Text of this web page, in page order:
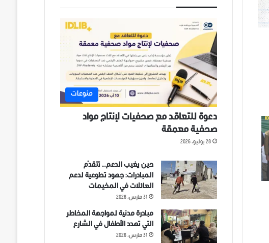
منوعات
دعوة للتعاقد مع صحفيات لإنتاج مواد
صحفية معمقة
28 يوليو، 2026
حين يغيب الدعم… تتقدّم
المبادرات: جهود تطوعية لدعم
العائلات في المخيمات
31 مارس، 2026
مبادرة مدنية لمواجهة المخاطر
التي تهدد الأطفال في الشارع
31 مارس، 2026